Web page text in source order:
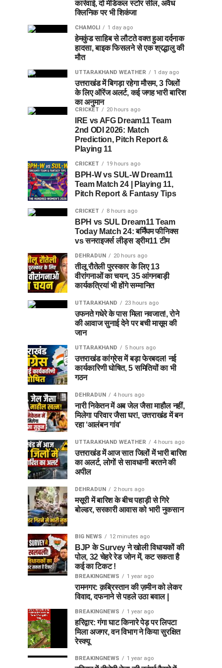
कार्रवाई, दो मेडिकल स्टोर सील, अवैध
क्लिनिक पर भी शिकंजा
CHAMOLI 1 day ago
हेमकुंड साहिब से लौटते वक्त हुआ दर्दनाक
हादसा, बाइक फिसलने से एक श्रद्धालु की
मौत
UTTARAKHAND WEATHER 1 day ago
उत्तराखंड में बिगड़ा रहेगा मौसम, 3 जिलों
के लिए ऑरेंज अलर्ट, कई जगह भारी बारिश
का अनुमान
CRICKET 20 hours ago
IRE vs AFG Dream11 Team
2nd ODI 2026: Match
Prediction, Pitch Report &
Playing 11
CRICKET 19 hours ago
BPH-W vs SUL-W Dream11
Team Match 24 | Playing 11,
Pitch Report & Fantasy Tips
CRICKET 8 hours ago
BPH vs SUL Dream11 Team
Today Match 24: बर्मिंघम फीनिक्स
vs सनराइजर्स लीड्स ड्रीम11 टीम
DEHRADUN 20 hours ago
तीलू रौतेली पुरस्कार के लिए 13
वीरांगनाओं का चयन, 35 आंगनबाड़ी
कार्यकत्रियां भी होंगे सम्मानित
UTTARAKHAND 23 hours ago
उफनते गधेरे के पास मिला नवजात!, रोने
की आवाज सुनाई देने पर बची मासूम की
जान
UTTARAKHAND 5 hours ago
उत्तराखंड कांग्रेस में बड़ा फेरबदल! नई
कार्यकारिणी घोषित, 5 समितियों का भी
गठन
DEHRADUN 4 hours ago
नारी निकेतन में अब जेल जैसा माहौल नहीं,
मिलेगा परिवार जैसा घर!, उत्तराखंड में बन
रहा ‘आलंबन गांव’
UTTARAKHAND WEATHER 4 hours ago
उत्तराखंड में आज सात जिलों में भारी बारिश
का अलर्ट, लोगों से सावधानी बरतने की
अपील
DEHRADUN 2 hours ago
मसूरी में बारिश के बीच पहाड़ी से गिरे
बोल्डर, सरकारी आवास को भारी नुकसान
BIG NEWS 12 minutes ago
BJP के Survey ने खोली विधायकों की
पोल, 32 चेहरे रेड जोन में, कट सकता है
कई का टिकट !
BREAKINGNEWS 1 year ago
रामनगर: क़ब्रिस्तान की ज़मीन को लेकर
विवाद, दफनाने से पहले उठा बवाल |
BREAKINGNEWS 1 year ago
हरिद्वार: गंगा घाट किनारे पेड़ पर लिपटा
मिला अजगर, वन विभाग ने किया सुरक्षित
रेस्क्यू
BREAKINGNEWS 1 year ago